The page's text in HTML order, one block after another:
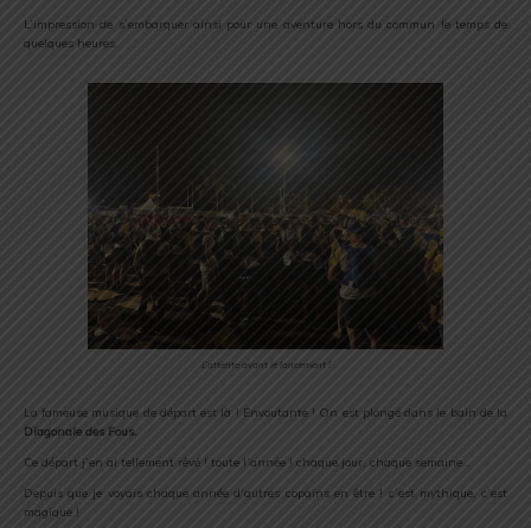
L’impression de s’embarquer ainsi pour une aventure hors du commun le temps de
quelques heures.
L’attente avant le lancement !
La fameuse musique de départ est là ! Envoutante ! On est plongé dans le bain de la
Diagonale des Fous.
Ce départ j’en ai tellement rêvé ! toute l’année ! chaque jour, chaque semaine…
Depuis que je voyais chaque année d’autres copains en être ! c’est mythique, c’est
magique !